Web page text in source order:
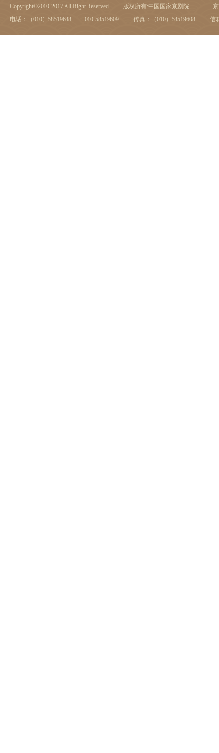
Copyright©2010-2017 All Right Reserved 版权所有:中国国家京剧院
电话：（010）58519688 010-58519609
传真：（010）58519608 信